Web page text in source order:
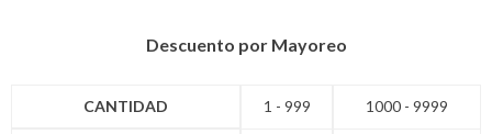
Descuento por Mayoreo
CANTIDAD 1 - 999 1000 - 9999